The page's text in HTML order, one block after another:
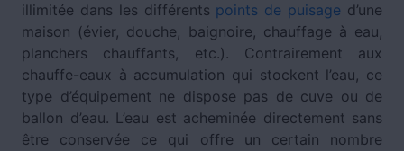
illimitée dans les différents points de puisage d’une
maison (évier, douche, baignoire, chauffage à eau,
planchers chauffants, etc.). Contrairement aux
chauffe-eaux à accumulation qui stockent l’eau, ce
type d’équipement ne dispose pas de cuve ou de
ballon d’eau. L’eau est acheminée directement sans
être conservée ce qui offre un certain nombre